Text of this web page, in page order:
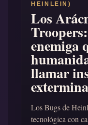
HEINLEIN)
Los
enemiga
llamar
Los Bugs de
tecnológica con